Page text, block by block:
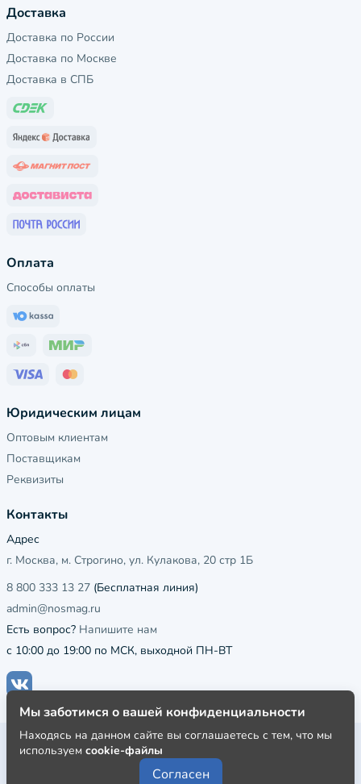
Доставка
Доставка по России
Доставка по Москве
Доставка в СПБ
Оплата
Способы оплаты
Юридическим лицам
Оптовым клиентам
Поставщикам
Реквизиты
Контакты
Адрес
г. Москва, м. Строгино, ул. Кулакова, 20 стр 1Б
8 800 333 13 27 (Бесплатная линия)
admin@nosmag.ru
Есть вопрос? Напишите нам
с 10:00 до 19:00 по МСК, выходной ПН-ВТ
Публичная оферта
Пользовательское соглашение
Мы заботимся о вашей конфиденциальности
Находясь на данном сайте вы соглашаетесь с тем, что мы
используем cookie-файлы
Согласен